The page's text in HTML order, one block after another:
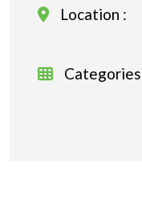
Location :